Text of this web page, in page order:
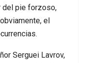
del pie forzoso,
el
Serguei Lavrov,